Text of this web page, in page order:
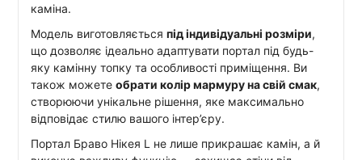
каміна.
Модель виготовляється під індивідуальні розміри,
що дозволяє ідеально адаптувати портал під будь-
яку камінну топку та особливості приміщення. Ви
також можете обрати колір мармуру на свій смак,
створюючи унікальне рішення, яке максимально
відповідає стилю вашого інтер’єру.
Портал Браво Нікея L не лише прикрашає камін, а й